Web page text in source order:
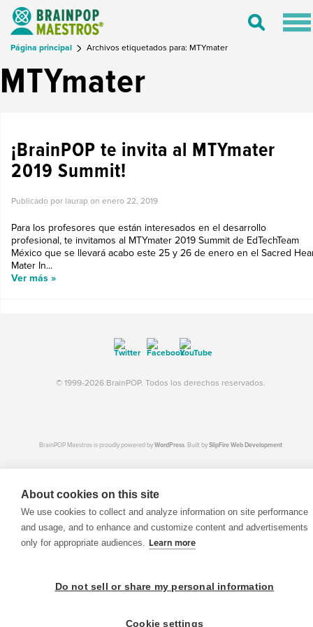
Toggle
Página principal Archivos etiquetados para: MTYmater
MTYmater
¡BrainPOP te invita al MTYmater
2019 Summit!
Publicado por laurap on enero 22, 2019
Para los profesores que están interesados en el desarrollo
profesional, te invitamos al MTYmater 2019 Summit de EdTechTeam
México que se llevará acabo este 25 y 26 de enero en el Sacred
Mater In...
Ver más »
© 1999-2026 BrainPOP. Todos los derechos reservados.
BrainPOP Maestros is proudly powered byWordPress. Built bySlipFire Web Development
About cookies on this site
We use cookies to collect and analyze information on site performance
and usage, and to enhance and customize content and advertisements
only for appropriate audiences. Learn more
Do not sell or share my personal information
Cookie settings